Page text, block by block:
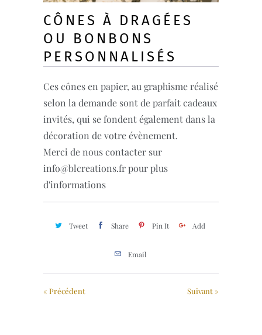
CÔNES À DRAGÉES
OU BONBONS
PERSONNALISÉS
Ces cônes en papier, au graphisme réalisé
selon la demande sont de parfait cadeaux
invités, qui se fondent également dans la
décoration de votre évènement.
Merci de nous contacter sur
info@blcreations.fr pour plus
d'informations
Tweet Share Pin It Add
Email
Suivant »
« Précédent